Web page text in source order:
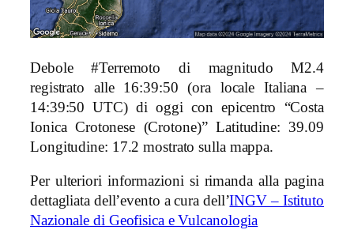
Debole #Terremoto di magnitudo M2.4
registrato alle 16:39:50 (ora locale Italiana –
14:39:50 UTC) di oggi con epicentro “Costa
Ionica Crotonese (Crotone)” Latitudine: 39.09
Longitudine: 17.2 mostrato sulla mappa.
Per ulteriori informazioni si rimanda alla pagina
dettagliata dell’evento a cura dell’INGV – Istituto
Nazionale di Geofisica e Vulcanologia